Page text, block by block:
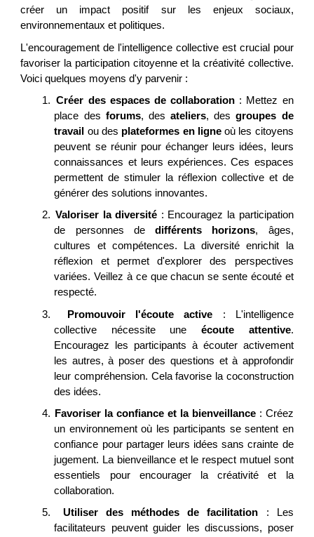
créer un impact positif sur les enjeux sociaux,
environnementaux et politiques.
L'encouragement de l'intelligence collective est crucial pour
favoriser la participation citoyenne et la créativité collective.
Voici quelques moyens d'y parvenir :
1. Créer des espaces de collaboration : Mettez en
place des forums, desateliers, desgroupes de
travail ou des plateformes en ligneoù les citoyens
peuvent se réunir pour échanger leurs idées, leurs
connaissances et leurs expériences. Ces espaces
permettent de stimuler la réflexion collective et de
générer des solutions innovantes.
2. Valoriser la diversité : Encouragez la participation
de personnes dedifférents horizons, âges,
cultures et compétences. La diversité enrichit la
réflexion et permet d'explorer des perspectives
variées. Veillez à ce que chacun se sente écouté et
respecté.
3.
Promouvoir l'écoute active : L'intelligence
collective nécessite uneécoute attentive.
Encouragez les participants à écouter activement
les autres, à poser des questions et à approfondir
leur compréhension. Cela favorise la coconstruction
des idées.
4.
Favoriser la confiance et la bienveillance: Créez
un environnement où les participants se sentent en
confiance pour partager leurs idées sans crainte de
jugement. La bienveillance et le respect mutuel sont
essentiels pour encourager la créativité et la
collaboration.
5.
Utiliser des méthodes de facilitation : Les
facilitateurs peuvent guider les discussions, poser